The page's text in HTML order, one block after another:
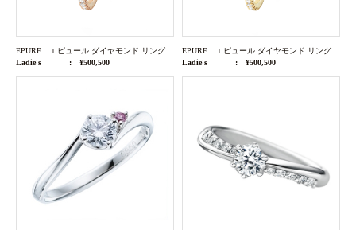
EPURE エピュール ダイヤモンド リング
Ladie's
¥500,500
EPURE エピュール ダイヤモンド リング
Ladie's
¥500,500